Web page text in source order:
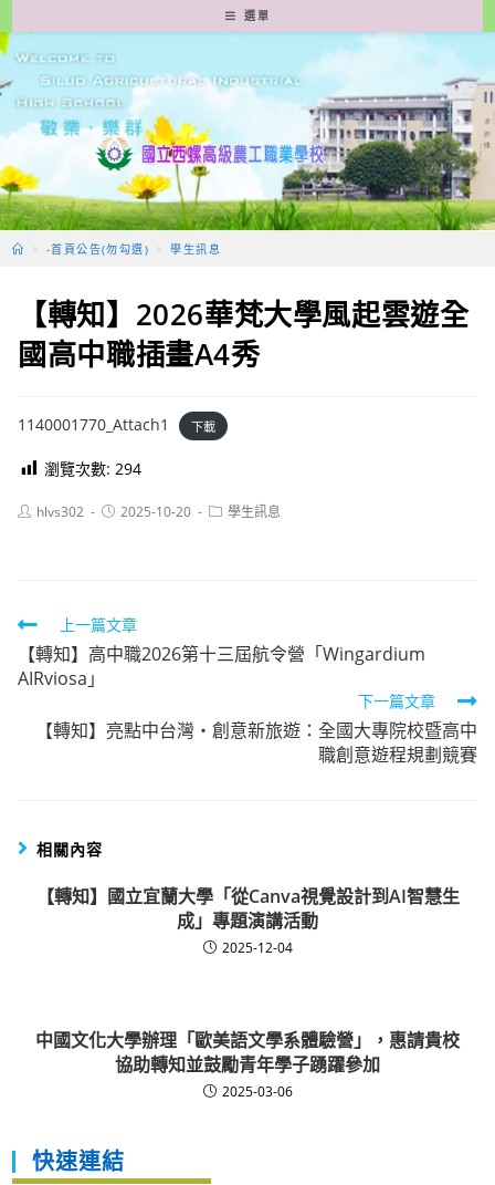
轉
至
要
容
選單
> -首頁公告(勿勾選) > 學生訊息
【轉知】2026華梵大學風起雲遊全
國高中職插畫A4秀
1140001770_Attach1 下載
瀏覽次數: 294
Posthlvs302
Post2025-10-20
Post學生訊息
Read
more
articles
上一篇文章
【轉知】高中職2026第十三屆航令營「Wingardium
AIRviosa」
下一篇文章
【轉知】亮點中台灣‧創意新旅遊：全國大專院校暨高中
職創意遊程規劃競賽
相關內容
【轉知】國立宜蘭大學「從Canva視覺設計到AI智慧生
成」專題演講活動
2025-12-04
中國文化大學辦理「歐美語文學系體驗營」，惠請貴校
協助轉知並鼓勵青年學子踴躍參加
2025-03-06
快速連結